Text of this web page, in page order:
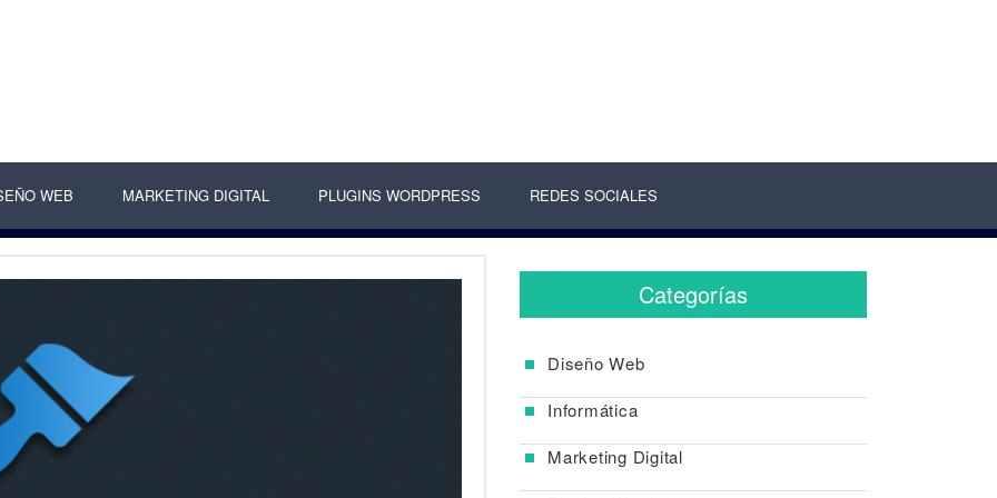
WEB MARKETING DIGITAL PLUGINS WORDPRESS REDES SOCIALES
Categorías
Diseño Web
Informática
Marketing Digital